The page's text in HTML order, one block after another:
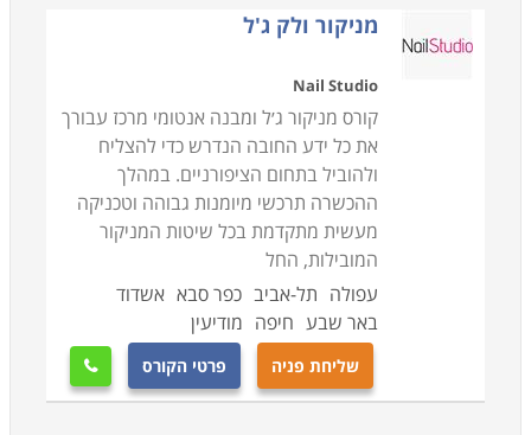
מניקור ולק ג'ל
Nail Studio
קורס מניקור ג׳ל ומבנה אנטומי מרכז עבורך
את כל ידע החובה הנדרש כדי להצליח
ולהוביל בתחום הציפורניים. במהלך
ההכשרה תרכשי מיומנות גבוהה וטכניקה
מעשית מתקדמת בכל שיטות המניקור
המובילות, החל
עפולה תל-אביב כפר סבא אשדוד
באר שבע חיפה מודיעין
שליחת פניה פרטי הקורס 